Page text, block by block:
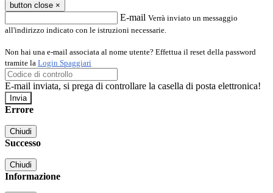
button close ×
E-mail Verrà inviato un messaggio
all'indirizzo indicato con le istruzioni necessarie.
Non hai una e-mail associata al nome utente? Effettua il reset della password
tramite la Login Spaggiari
E-mail inviata, si prega di controllare la casella di posta elettronica!
Errore
Chiudi
Successo
Chiudi
Informazione